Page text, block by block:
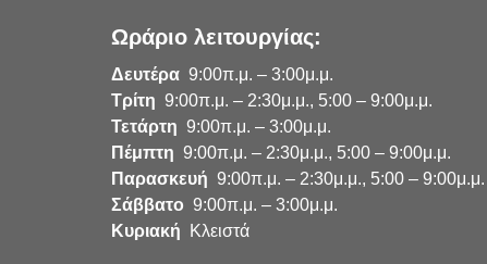
Ωράριο λειτουργίας:
Δευτέρα 9:00π.μ. – 3:00μ.μ.
Τρίτη 9:00π.μ. – 2:30μ.μ., 5:00 – 9:00μ.μ.
Τετάρτη 9:00π.μ. – 3:00μ.μ.
Πέμπτη 9:00π.μ. – 2:30μ.μ., 5:00 – 9:00μ.μ.
Παρασκευή 9:00π.μ. – 2:30μ.μ., 5:00 – 9:00μ.μ.
Σάββατο 9:00π.μ. – 3:00μ.μ.
Κυριακή Κλειστά